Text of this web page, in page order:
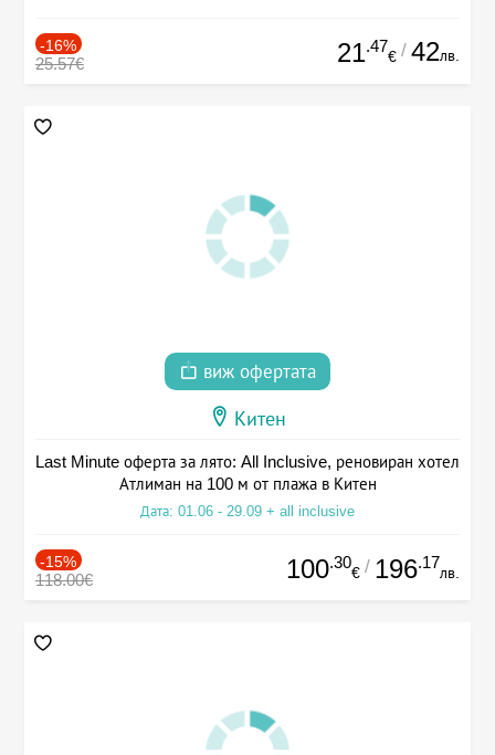
-16%
25.57€ 21.47
€ / 42лв.
виж офертата
Китен
Last Minute оферта за лято: All Inclusive, реновиран хотел
Атлиман на 100 м от плажа в Китен
Дата: 01.06 - 29.09 + all inclusive
-15%
118.00€ 100.30
€ / 196.17
лв.